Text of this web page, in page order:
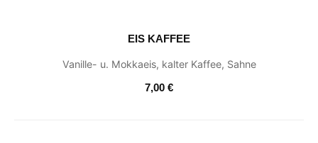
EIS KAFFEE
Vanille- u. Mokkaeis, kalter Kaffee, Sahne
7,00 €